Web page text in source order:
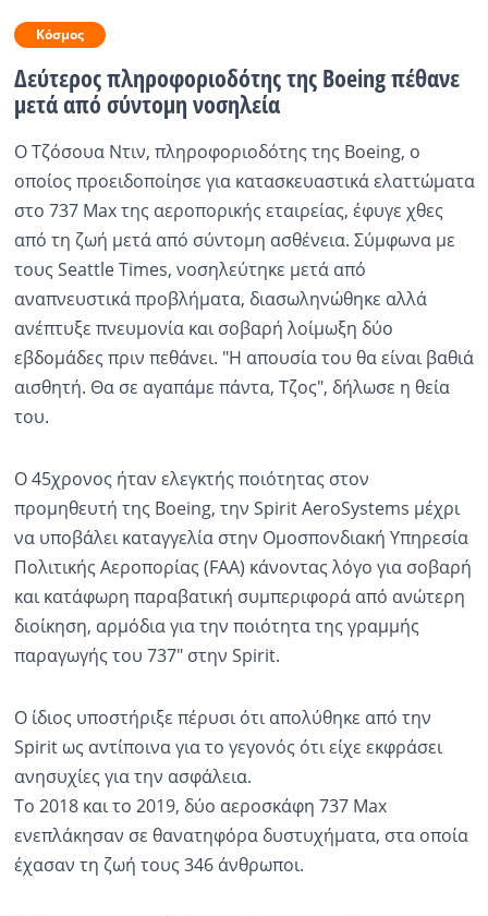
Κόσμος
Εκπομπές
Πολιτισμός
Κόσμος
Δεύτερος πληροφοριοδότης της Boeing πέθανε
μετά από σύντομη νοσηλεία
Ο Τζόσουα Ντιν, πληροφοριοδότης της Boeing, ο
οποίος προειδοποίησε για κατασκευαστικά ελαττώματα
στο 737 Max της αεροπορικής εταιρείας, έφυγε χθες
από τη ζωή μετά από σύντομη ασθένεια. Σύμφωνα με
τους Seattle Times, νοσηλεύτηκε μετά από
αναπνευστικά προβλήματα, διασωληνώθηκε αλλά
ανέπτυξε πνευμονία και σοβαρή λοίμωξη δύο
εβδομάδες πριν πεθάνει. "Η απουσία του θα είναι βαθιά
αισθητή. Θα σε αγαπάμε πάντα, Τζος", δήλωσε η θεία
του.
Ο 45χρονος ήταν ελεγκτής ποιότητας στον
προμηθευτή της Boeing, την Spirit AeroSystems μέχρι
να υποβάλει καταγγελία στην Ομοσπονδιακή Υπηρεσία
Πολιτικής Αεροπορίας (FAA) κάνοντας λόγο για σοβαρή
και κατάφωρη παραβατική συμπεριφορά από ανώτερη
διοίκηση, αρμόδια για την ποιότητα της γραμμής
παραγωγής του 737" στην Spirit.
Ο ίδιος υποστήριξε πέρυσι ότι απολύθηκε από την
Spirit ως αντίποινα για το γεγονός ότι είχε εκφράσει
ανησυχίες για την ασφάλεια.
Το 2018 και το 2019, δύο αεροσκάφη 737 Max
ενεπλάκησαν σε θανατηφόρα δυστυχήματα, στα οποία
έχασαν τη ζωή τους 346 άνθρωποι.